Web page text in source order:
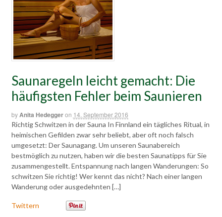
Saunaregeln leicht gemacht: Die
häufigsten Fehler beim Saunieren
byAnita Hedeggeron 14. September 2016
Richtig Schwitzen in der Sauna In Finnland ein tägliches Ritual, in
heimischen Gefilden zwar sehr beliebt, aber oft noch falsch
umgesetzt: Der Saunagang. Um unseren Saunabereich
bestmöglich zu nutzen, haben wir die besten Saunatipps für Sie
zusammengestellt. Entspannung nach langen Wanderungen: So
schwitzen Sie richtig! Wer kennt das nicht? Nach einer langen
Wanderung oder ausgedehnten […]
Twittern